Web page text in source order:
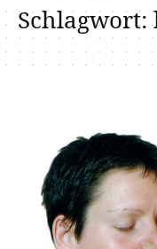
Schlagwort: